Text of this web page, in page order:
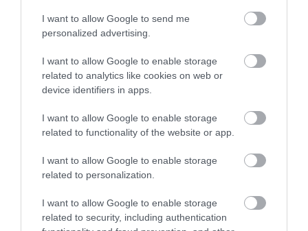
I want to allow Google to send me
personalized advertising.
I want to allow Google to enable storage
related to analytics like cookies on web or
device identifiers in apps.
I want to allow Google to enable storage
related to functionality of the website or app.
I want to allow Google to enable storage
related to personalization.
I want to allow Google to enable storage
related to security, including authentication
megtapasztalnak a világban és persze, ha a
növények bajban vannak, akkor mi is. A növények a
árnyékot adnak, és számos állatnak biztosítanak
élőhelyet. A túlélésük fellendítésével járó előnyök
exponenciálisak.
(Forrás:ScienceAlert)
Nyitókép: Unsplash/Teemu Paananen
FÁJDALOMCSILLAPÍTÓ KUTATÁS